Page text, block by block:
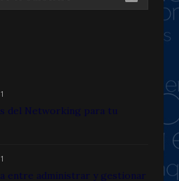
del Networking para tu
entre administrar y gestionar